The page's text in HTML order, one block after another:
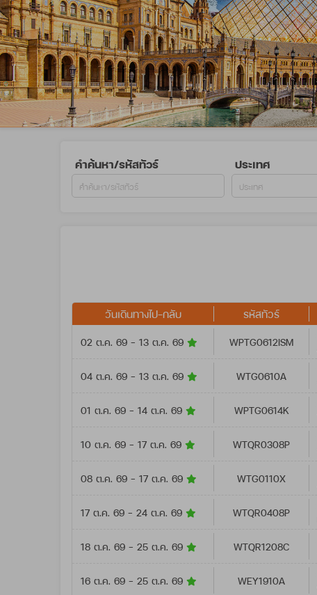
คำค้นหา/รหัสทัวร์ ประเทศ
วันเดินทางไป-กลับ
รหัสทัวร์
02 ต.ค. 69 - 13 ต.ค. 69 WPTG0612ISM
04 ต.ค. 69 - 13 ต.ค. 69 WTG0610A
01 ต.ค. 69 - 14 ต.ค. 69 WPTG0614K
10 ต.ค. 69 - 17 ต.ค. 69 WTQR0308P
08 ต.ค. 69 - 17 ต.ค. 69 WTG0110X
17 ต.ค. 69 - 24 ต.ค. 69 WTQR0408P
18 ต.ค. 69 - 25 ต.ค. 69 WTQR1208C
16 ต.ค. 69 - 25 ต.ค. 69 WEY1910A